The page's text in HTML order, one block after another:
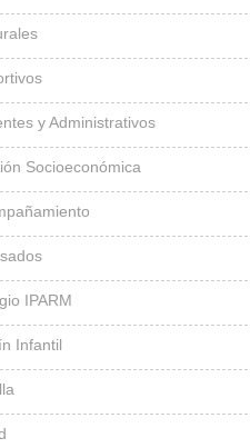
y Administrativos
Socioeconómica
IPARM
Infantil